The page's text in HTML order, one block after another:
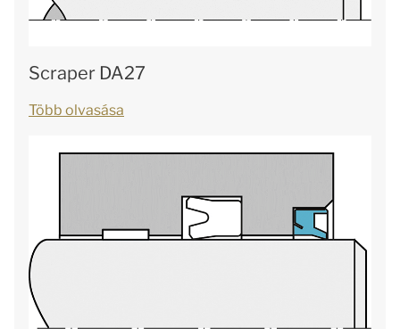
Scraper DA27
Több olvasása